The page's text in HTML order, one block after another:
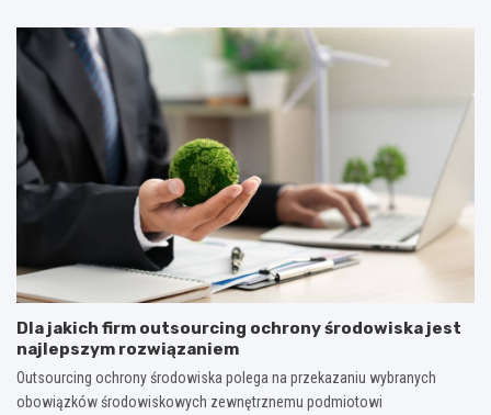
Dla jakich firm outsourcing ochrony środowiska jest
najlepszym rozwiązaniem
Outsourcing ochrony środowiska polega na przekazaniu wybranych
obowiązków środowiskowych zewnętrznemu podmiotowi